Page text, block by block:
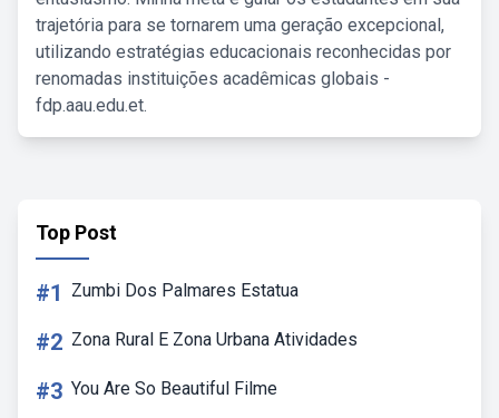
trajetória para se tornarem uma geração excepcional,
utilizando estratégias educacionais reconhecidas por
renomadas instituições acadêmicas globais -
fdp.aau.edu.et.
Top Post
#1 Zumbi Dos Palmares Estatua
#2 Zona Rural E Zona Urbana Atividades
#3 You Are So Beautiful Filme